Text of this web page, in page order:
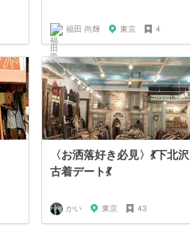
福田 尚輝 東京 4
〈お洒落好き必見〉💃下北沢
古着デート💃
かい 東京 43